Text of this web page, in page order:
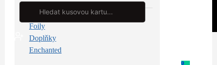
Search
0
Kusové karty
Foily
Doplňky
Enchanted